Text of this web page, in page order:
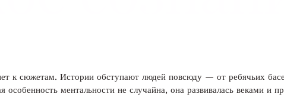
к сюжетам. Истории обступают людей повсюду — от ребячьих
ментальности не случайна, она развивалась веками и